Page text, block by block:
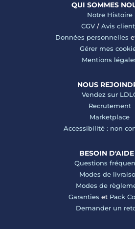
QUI SOMMES
Notre Histoire
CGV/ Avis
Données personnelles
Gérer mes
Mentions
NOUS
Vendez sur
Recrutement
Marketplace
Accessibilité : non
BESOIN
Questions
Modes de
Modes de
Garanties et Pack
Demander un